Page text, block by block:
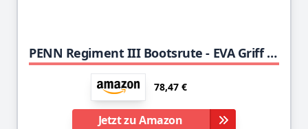
PENN Regiment III Bootsrute - EVA Griff Salzwasser Angelrute - Dorsch, Seelachs, Conger, Leng,
78,47 €
Jetzt zu Amazon